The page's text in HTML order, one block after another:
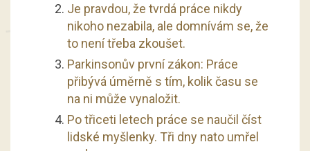
Je pravdou, že tvrdá práce nikdy
nikoho nezabila, ale domnívám se, že
to není třeba zkoušet.
Parkinsonův první zákon: Práce
přibývá úměrně s tím, kolik času se
na ni může vynaložit.
Po třiceti letech práce se naučil číst
lidské myšlenky. Tři dny nato umřel